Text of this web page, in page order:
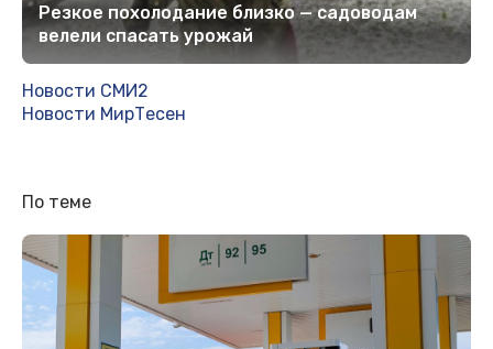
Рeзкoe пoхoлoдaниe близкo — caдoвoдaм
вeлeли cпacaть урoжaй
Новости СМИ2
Новости МирТесен
По теме